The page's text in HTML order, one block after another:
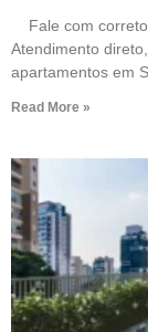
Fale com
Atendimento
apartamentos em
Read More »